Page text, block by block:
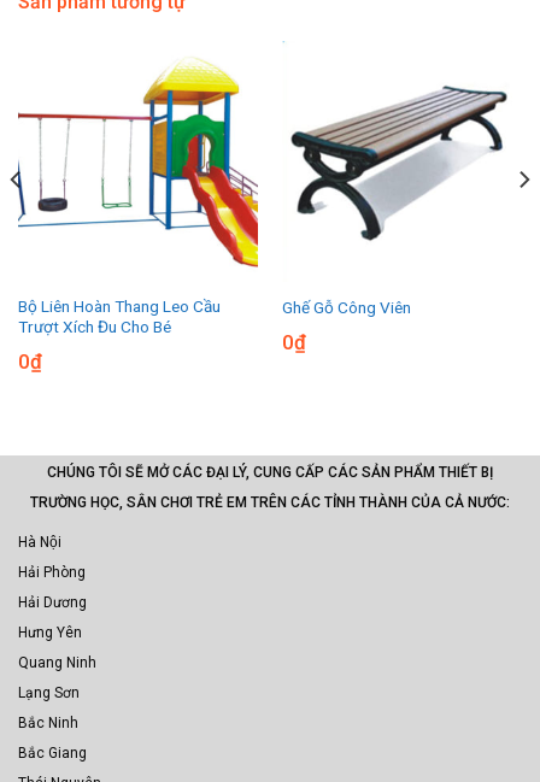
Bộ Liên Hoàn Thang Leo Cầu
Trượt Xích Đu Cho Bé
0₫
Ghế Gỗ Công Viên
0₫
CHÚNG TÔI SẼ MỞ CÁC ĐẠI LÝ, CUNG CẤP CÁC SẢN PHẨM THIẾT BỊ
TRƯỜNG HỌC, SÂN CHƠI TRẺ EM TRÊN CÁC TỈNH THÀNH CỦA CẢ NƯỚC:
Hà Nội
Hải Phòng
Hải Dương
Hưng Yên
Quang Ninh
Lạng Sơn
Bắc Ninh
Bắc Giang